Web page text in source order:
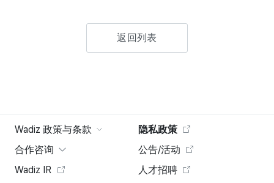
返回列表
Wadiz 政策与条款
隐私政策
合作咨询
公告/活动
Wadiz IR
人才招聘